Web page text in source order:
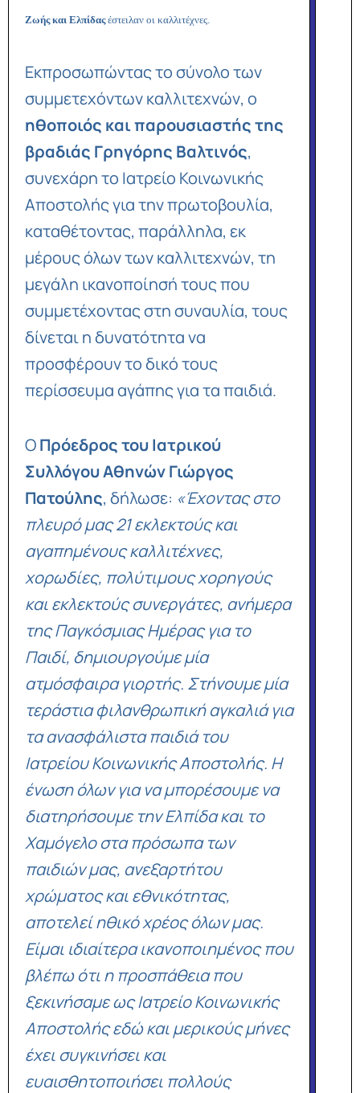
Ζωής και Ελπίδαςέστειλαν οι καλλιτέχνες.
Εκπροσωπώντας το σύνολο των
συμμετεχόντων καλλιτεχνών, ο
ηθοποιός και παρουσιαστής της
βραδιάς Γρηγόρης Βαλτινός,
συνεχάρη το Ιατρείο Κοινωνικής
Αποστολής για την πρωτοβουλία,
καταθέτοντας, παράλληλα, εκ
μέρους όλων των καλλιτεχνών, τη
μεγάλη ικανοποίησή τους που
συμμετέχοντας στη συναυλία, τους
δίνεται η δυνατότητα να
προσφέρουν το δικό τους
περίσσευμα αγάπης για τα παιδιά.
ΟΠρόεδρος του Ιατρικού
Συλλόγου Αθηνών Γιώργος
Πατούλης, δήλωσε: «Έχοντας στο
πλευρό μας 21 εκλεκτούς και
αγαπημένους καλλιτέχνες,
χορωδίες, πολύτιμους χορηγούς
και εκλεκτούς συνεργάτες, ανήμερα
της Παγκόσμιας Ημέρας για το
Παιδί, δημιουργούμε μία
ατμόσφαιρα γιορτής. Στήνουμε μία
τεράστια φιλανθρωπική αγκαλιά για
τα ανασφάλιστα παιδιά του
Ιατρείου Κοινωνικής Αποστολής. Η
ένωση όλων για να μπορέσουμε να
διατηρήσουμε την Ελπίδα και το
Χαμόγελο στα πρόσωπα των
παιδιών μας, ανεξαρτήτου
χρώματος και εθνικότητας,
αποτελεί ηθικό χρέος όλων μας.
Είμαι ιδιαίτερα ικανοποιημένος που
βλέπω ότι η προσπάθεια που
ξεκινήσαμε ως Ιατρείο Κοινωνικής
Αποστολής εδώ και μερικούς μήνες
έχει συγκινήσει και
ευαισθητοποιήσει πολλούς